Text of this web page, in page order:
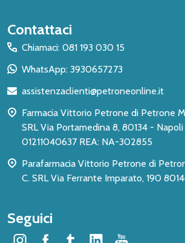
Inizio
del
piè
pagina
Contattaci
Chiamaci: 081 193 030 15
WhatsApp: 3930657273
assistenzaclienti@petroneonline.it
Farmacia Vittorio Petrone di Petrone
SRL Via Portamedina 8, 80134 - Napoli NA P.IVA:
01211040637 REA: NA-302855
Parafarmacia Vittorio Petrone di
C. SRL Via Ferrante Imparato, 190
Seguici